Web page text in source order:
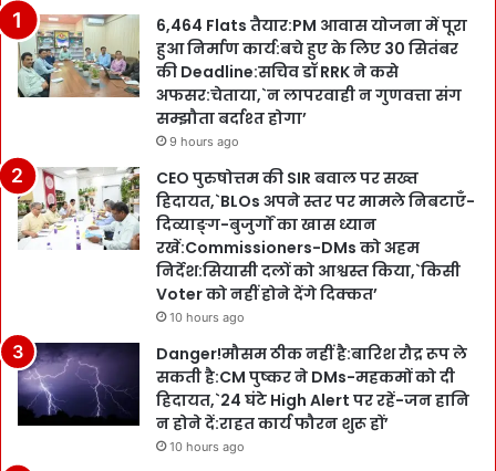
6,464 Flats तैयार:PM आवास योजना में पूरा
हुआ निर्माण कार्य:बचे हुए के लिए 30 सितंबर
की Deadline:सचिव डॉ RRK ने कसे
अफसर:चेताया,`न लापरवाही न गुणवत्ता संग
सम्झौता बर्दाश्त होगा’
9 hours ago
CEO पुरुषोत्तम की SIR बवाल पर सख्त
हिदायत,`BLOs अपने स्तर पर मामले निबटाएँ-
दिव्याङ्ग-बुजुर्गों का खास ध्यान
रखें:Commissioners-DMs को अहम
निर्देश:सियासी दलों को आश्वस्त किया,`किसी
Voter को नहीं होने देंगे दिक्कत’
10 hours ago
Danger!मौसम ठीक नहीं है:बारिश रौद्र रूप ले
सकती है:CM पुष्कर ने DMs-महकमों को दी
हिदायत,`24 घंटे High Alert पर रहें-जन हानि
न होने दें:राहत कार्य फौरन शुरू हों’
10 hours ago